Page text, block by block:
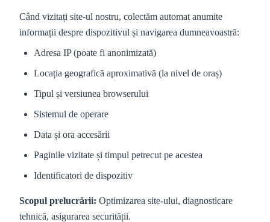
Când vizitați site-ul nostru, colectăm automat anumite
informații despre dispozitivul și navigarea dumneavoastră:
Adresa IP (poate fi anonimizată)
Locația geografică aproximativă (la nivel de oraș)
Tipul și versiunea browserului
Sistemul de operare
Data și ora accesării
Paginile vizitate și timpul petrecut pe acestea
Identificatori de dispozitiv
Scopul prelucrării: Optimizarea site-ului, diagnosticare
tehnică, asigurarea securității.